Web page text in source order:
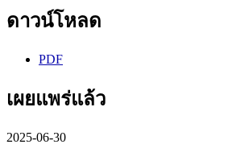
ดาวน์โหลด
PDF
เผยแพร่แล้ว
2025-06-30